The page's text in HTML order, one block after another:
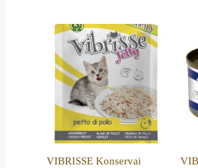
VIBRISSE Konservai